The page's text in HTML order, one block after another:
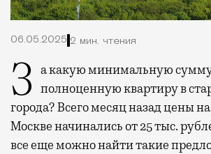
06.05.2025 2 мин. чтения
За какую минимальную сумму можно снять полноценную квартиру в
города? Всего месяц назад цены
Москве начинались от 25 тыс.
все еще можно найти такие